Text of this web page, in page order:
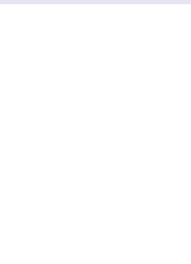
Comentários